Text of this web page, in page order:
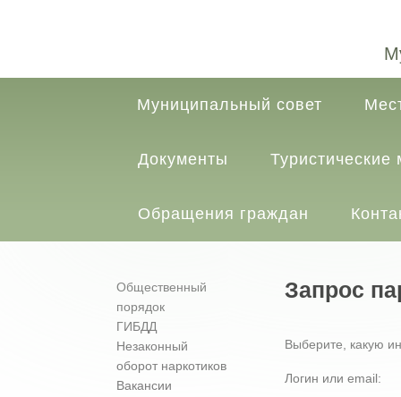
Муниципальный совет
Документы
Обращения граждан
Общественный
порядок
ГИБДД
Незаконный
оборот наркотиков
Вакансии
Запрос
Выберите, какую
Логин или email: